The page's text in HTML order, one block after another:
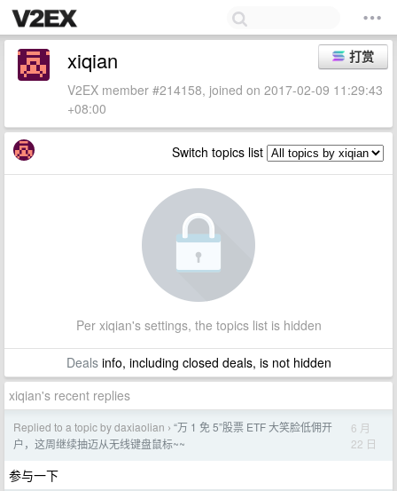
打赏
xiqian
V2EX member #214158, joined on 2017-02-09 11:29:43
+08:00
Switch topics list
Per xiqian's settings, the topics list is hidden
Dealsinfo, including closed deals, is not hidden
xiqian's recent replies
Replied to a topic by daxiaolian › “万 1 免 5”股票 ETF 大笑脸低佣开
户，这周继续抽迈从无线键盘鼠标~~
6 月
22 日
参与一下